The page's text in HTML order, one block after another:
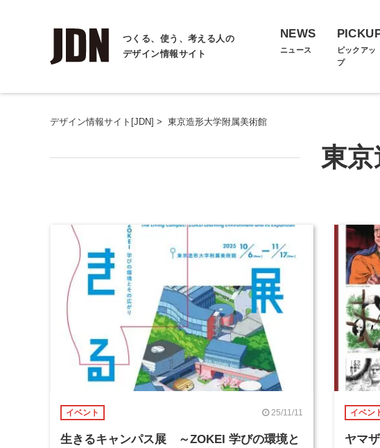
つくる、使う、考える人の
デザイン情報サイト
NEWS
ニュース
ピックアッ
プ
デザイン情報サイト[JDN] > 東京造形大学附属美術館
東
イベント 25/11/11
生きるキャンパス展 ～ZOKEI 学びの環境と
イベン
ヤマ